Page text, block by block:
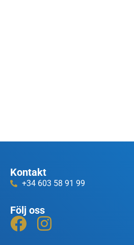
Kontakt
+34 603 58 91 99
Följ oss